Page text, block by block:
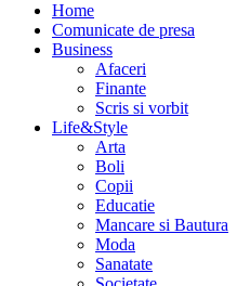
Home
Comunicate de presa
Business
Afaceri
Finante
Scris si vorbit
Life&Style
Arta
Boli
Copii
Educatie
Mancare si Bautura
Moda
Sanatate